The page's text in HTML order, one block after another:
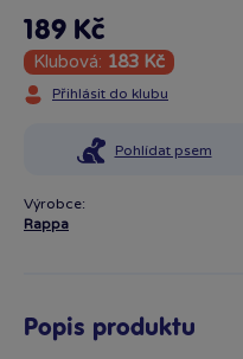
189 Kč
Klubová: 183 Kč
Přihlásit do klubu
Pohlídat psem
Výrobce:
Rappa
Popis produktu